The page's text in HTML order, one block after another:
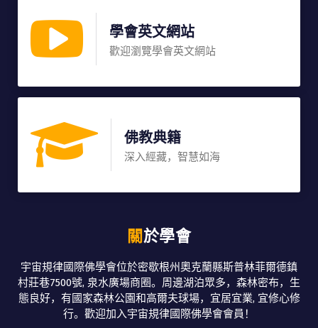
學會英文網站
歡迎瀏覽學會英文網站
佛教典籍
深入經藏，智慧如海
關於學會
宇宙規律國際佛學會位於密歇根州奧克蘭縣斯普林菲爾德鎮
村莊巷7500號, 泉水廣場商圈。周邊湖泊眾多，森林密布，生
態良好，有國家森林公園和高爾夫球場，宜居宜業, 宜修心修
行。歡迎加入宇宙規律國際佛學會會員！